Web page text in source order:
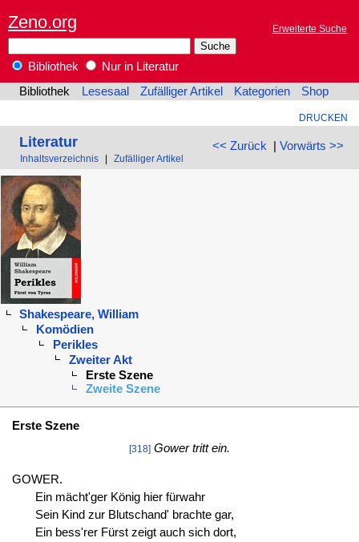
Zeno.org Erweiterte Suche
Bibliothek
Nur in Literatur
Bibliothek
Lesesaal Zufälliger Artikel Kategorien Shop
DRUCKEN
<< Zurück | Vorwärts >>
Literatur
Inhaltsverzeichnis Zufälliger Artikel
Shakespeare, William
Komödien
Perikles
Zweiter Akt
Erste Szene
Zweite Szene
Erste Szene
[318] Gower tritt ein.
GOWER.
Ein mächt'ger König hier fürwahr
Sein Kind zur Blutschand' brachte gar,
Ein bess'rer Fürst zeigt auch sich dort,